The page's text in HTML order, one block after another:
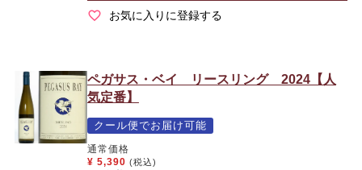
お気に入りに登録する
ペガサス・ベイ リースリング 2024【人
気定番】
クール便でお届け可能
通常価格
¥ 5,390 (税込)